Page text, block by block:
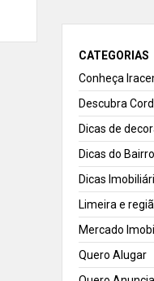
CATEGORIAS
Conheça
Descubra
Dicas de
Dicas do Bairro
Dicas
Limeira e
Mercado
Quero Alugar